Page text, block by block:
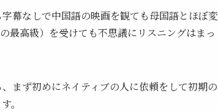
幕なしで中国語の映画を観ても母国語とほぼ変
最高級）を受けても不思議にリスニングはまっ
まず初めにネイティブの人に依頼をして初期の
。